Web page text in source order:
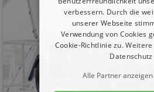
verbessern. Durch die
unserer Webseite
Verwendung von Cookies
Cookie-Richtlinie zu.
Datenschutz
Alle Partner anzeigen